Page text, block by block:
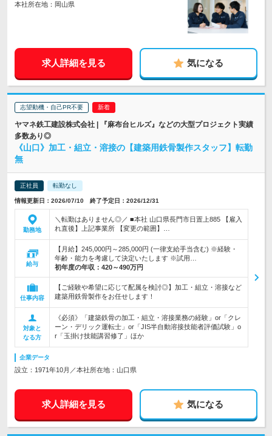
本社所在地：岡山県
求人詳細を見る 気になる
志望動機・自己PR不要
ヤマネ鉄工建設株式会社 | 『麻布台ヒルズ』などの大型プロジェクト実績
多数あり◎
《山口》加工・組立・溶接の【建築用鉄骨製作スタッフ】転勤
無
正社員 転勤なし
情報更新日：2026/07/10 終了予定日：2026/12/31
勤務地
＼転勤はありません◎／ ■本社 山口県長門市日置上885 【雇入
れ直後】上記事業所 【変更の範囲】…
給与
【月給】245,000円～285,000円 (一律支給手当含む) ※経験・
年齢・能力を考慮して決定いたします ※試用…
初年度の年収： 420～490万円
仕事内容
【ご経験や希望に応じて配属を検討◎】加工・組立・溶接など
建築用鉄骨製作をお任せします！
対象と
なる方
《必須》「建築鉄骨の加工・組立・溶接業務の経験」or「クレ
ーン・デリック運転士」or「JIS半自動溶接技能者評価試験」o
r「玉掛け技能講習修了」ほか
企業データ
設立：1971年10月／本社所在地：山口県
求人詳細を見る 気になる